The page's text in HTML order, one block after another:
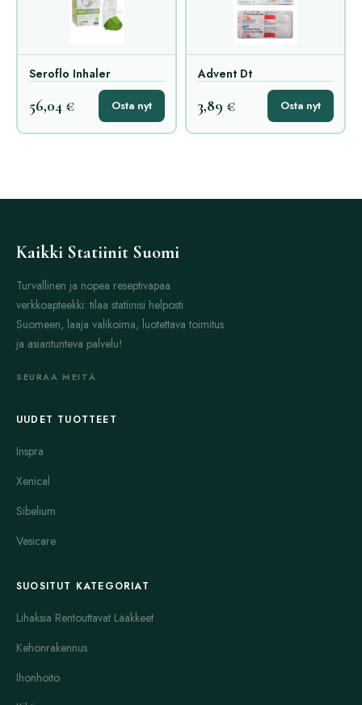
Seroflo Inhaler
56,04 € Osta nyt
Advent Dt
3,89 € Osta nyt
Kaikki Statiinit Suomi
Turvallinen ja nopea reseptivapaa
verkkoapteekki: tilaa statiinisi helposti
Suomeen, laaja valikoima, luotettava toimitus
ja asiantunteva palvelu!
SEURAA MEITÄ
UUDET TUOTTEET
Inspra
Xenical
Sibelium
Vesicare
SUOSITUT KATEGORIAT
Lihaksia Rentouttavat Lääkkeet
Kehonrakennus
Ihonhoito